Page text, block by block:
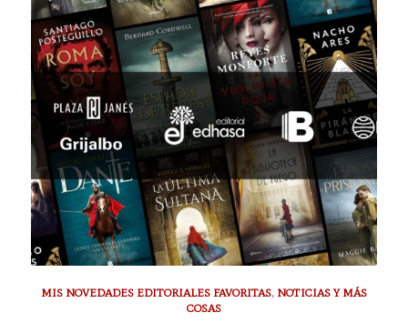
MIS NOVEDADES EDITORIALES FAVORITAS, NOTICIAS Y MÁS
COSAS